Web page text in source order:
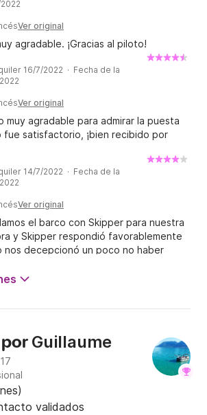
Ver original
agradable. ¡Gracias al piloto!
16/7/2022 · Fecha de la
Ver original
muy agradable para admirar la puesta
fue satisfactorio, ¡bien recibido por
14/7/2022 · Fecha de la
Ver original
el barco con Skipper para nuestra
y Skipper respondió favorablemente
nos decepcionó un poco no haber
patrón demasiado puntual, cuando
Guillaume
)
validados